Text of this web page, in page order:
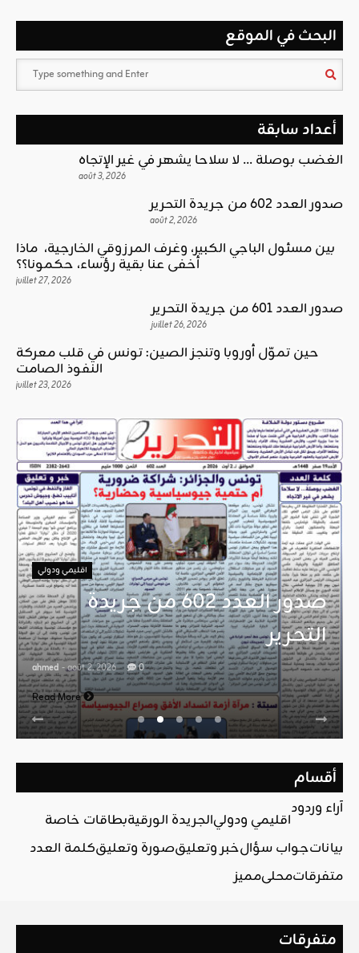
البحث في الموقع
أعداد سابقة
الغضب بوصلة … لا سلاحا يشهر في غير الإتجاه
août 3, 2026
صدور العدد 602 من جريدة التحرير
août 2, 2026
بين مسئول الباجي الكبير، وغرف المرزوقي الخارجية، ماذا
أخفى عنا بقية رؤساء، حكمونا؟؟
juillet 27, 2026
صدور العدد 601 من جريدة التحرير
juillet 26, 2026
حين تموّل أوروبا وتنجز الصين: تونس في قلب معركة
النفوذ الصامت
juillet 23, 2026
اقليمي ودولي
صدور العدد 602 من جريدة
التحرير
ahmed - août 2, 2026 0
Read More
أقسام
آراء وردود
اقليمي ودوليالجريدة الورقيةبطاقات خاصة
بياناتجواب سؤالخبر وتعليقصورة وتعليقكلمة العدد
متفرقاتمحليمميز
متفرقات